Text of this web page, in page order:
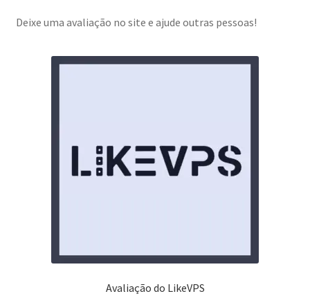
Deixe uma avaliação no site e ajude outras pessoas!
Avaliação do LikeVPS